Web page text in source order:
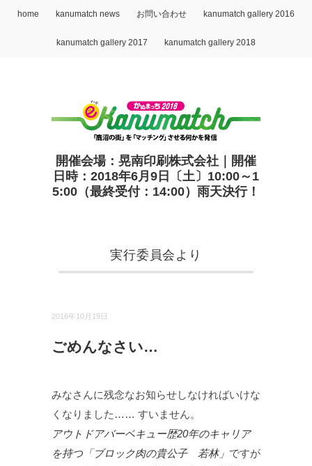
home kanumatch news お問い合わせ kanumatch gallery 2016
kanumatch gallery 2017 kanumatch gallery 2018
開催会場：晃南印刷株式会社｜開催
日時：2018年6月9日〔土〕10:00～1
5:00（最終受付：14:00）雨天決行！
実行委員会より
2016年10月19日
ごめんなさい…
みなさんに残念なお知らせしなければいけな
くなりました…… すいません。
アウトドアバーベキュー歴20年のキャリア
を持つ「ブロック肉の貴公子 若林」 ですが